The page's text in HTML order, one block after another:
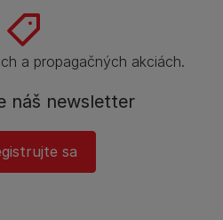
a propagačných akciách.
náš newsletter
sa